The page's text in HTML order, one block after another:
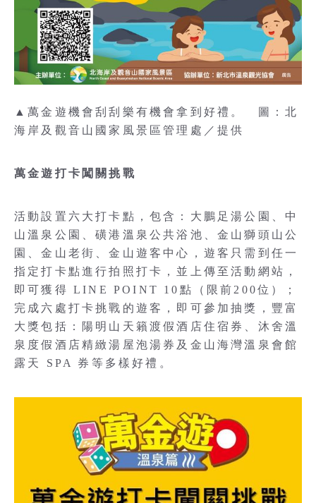
▲萬金遊機會刮刮樂有機會拿到好禮。 圖：北
海岸及觀音山國家風景區管理處／提供
萬金遊打卡闖關挑戰
活動設置六大打卡點，包含：大鵬足湯公園、中
山溫泉公園、磺港溫泉公共浴池、金山獅頭山公
園、金山老街、金山遊客中心，遊客只需到任一
指定打卡點進行拍照打卡，並上傳至活動網站，
即可獲得 LINE POINT 10點（限前200位）；
完成六處打卡挑戰的遊客，即可參加抽獎，豐富
大獎包括：陽明山天籟渡假酒店住宿券、沐舍溫
泉度假酒店精緻湯屋泡湯券及金山海灣溫泉會館
露天 SPA 券等多樣好禮。